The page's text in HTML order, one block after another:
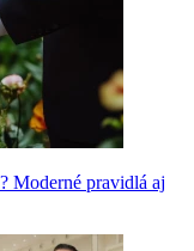
Moderné pravidlá aj